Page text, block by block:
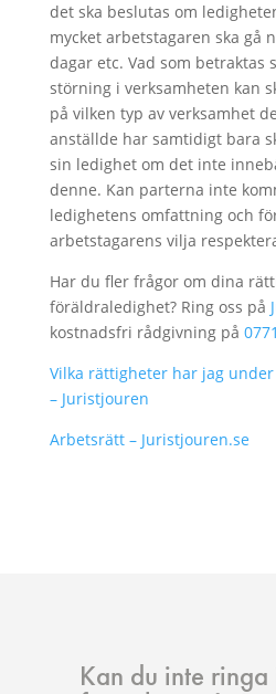
det ska beslutas om
mycket arbetstagaren ska gå
dagar etc. Vad som betraktas
störning i verksamheten kan
på vilken typ av verksamhet
anställde har samtidigt bara
sin ledighet om det inte
denne. Kan parterna inte
ledighetens omfattning och
arbetstagarens vilja
Har du fler frågor om dina
föräldraledighet? Ring oss på
kostnadsfri rådgivning på
Vilka rättigheter har jag
– Juristjouren
Arbetsrätt – Juristjouren.se
Kan du inte ringa